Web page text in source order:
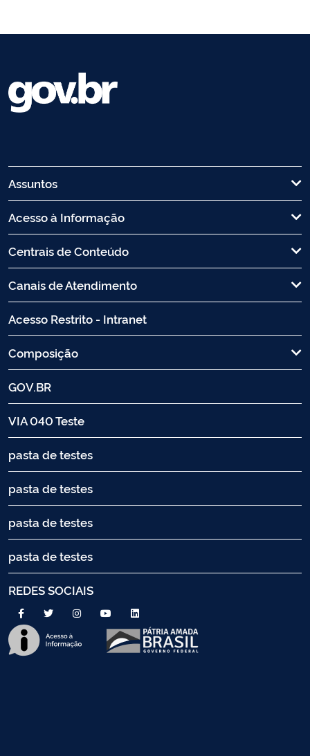
Assuntos
Acesso à Informação
Centrais de Conteúdo
Canais de Atendimento
Acesso Restrito - Intranet
Composição
GOV.BR
VIA 040 Teste
pasta de testes
pasta de testes
pasta de testes
pasta de testes
REDES SOCIAIS